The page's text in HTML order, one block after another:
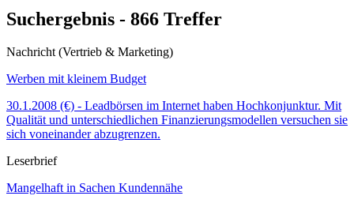
Suchergebnis - 866 Treffer
Nachricht (Vertrieb & Marketing)
Werben mit kleinem Budget
30.1.2008 (€) - Leadbörsen im Internet haben Hochkonjunktur. Mit
Qualität und unterschiedlichen Finanzierungsmodellen versuchen sie
sich voneinander abzugrenzen.
Leserbrief
Mangelhaft in Sachen Kundennähe